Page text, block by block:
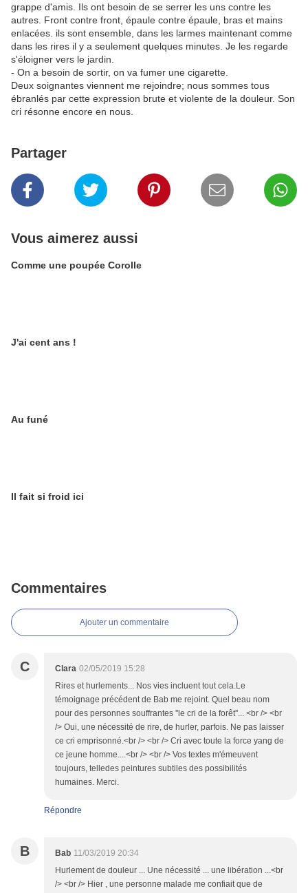
grappe d'amis. Ils ont besoin de se serrer les uns contre les
autres. Front contre front, épaule contre épaule, bras et mains
enlacées. ils sont ensemble, dans les larmes maintenant comme
dans les rires il y a seulement quelques minutes. Je les regarde
s'éloigner vers le jardin.
- On a besoin de sortir, on va fumer une cigarette.
Deux soignantes viennent me rejoindre; nous sommes tous
ébranlés par cette expression brute et violente de la douleur. Son
cri résonne encore en nous.
Partager
Vous aimerez aussi
Comme une poupée Corolle
J'ai cent ans !
Au funé
Il fait si froid ici
Commentaires
Ajouter un commentaire
C Clara 02/05/2019 15:28
Rires et hurlements... Nos vies incluent tout cela.Le
témoignage précédent de Bab me rejoint. Quel beau nom
pour des personnes souffrantes ''le cri de la forêt''... <br /> <br
/> Oui, une nécessité de rire, de hurler, parfois. Ne pas laisser
ce cri emprisonné.<br /> <br /> Cri avec toute la force yang de
ce jeune homme....<br /> <br /> Vos textes m'émeuvent
toujours, telledes peintures subtiles des possibilités
humaines. Merci.
Répondre
B Bab 11/03/2019 20:34
Hurlement de douleur ... Une nécessité ... une libération ...<br
/> <br /> Hier , une personne malade me confiait que de